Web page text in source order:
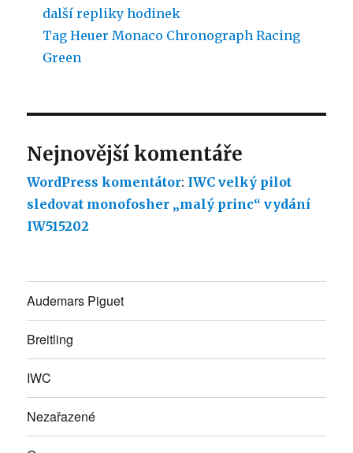
další repliky hodinek
Tag Heuer Monaco Chronograph Racing
Green
Nejnovější komentáře
WordPress komentátor: IWC velký pilot
sledovat monofosher „malý princ“ vydání
IW515202
Audemars Piguet
Breitling
IWC
Nezařazené